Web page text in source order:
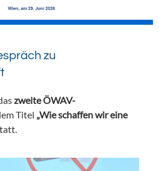
zu
zweite ÖWAV-
Titel „Wie schaffen wir eine